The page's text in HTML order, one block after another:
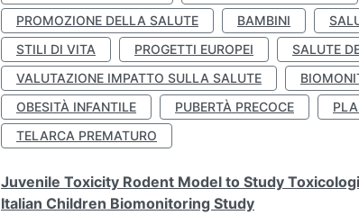
PROMOZIONE DELLA SALUTE
BAMBINI
STILI DI VITA
PROGETTI EUROPEI SALUTE
VALUTAZIONE IMPATTO SULLA SALUTE
OBESITÀ INFANTILE
PUBERTÀ PRECOCE
TELARCA PREMATURO
Juvenile Toxicity Rodent Model to Study
Italian Children Biomonitoring Study